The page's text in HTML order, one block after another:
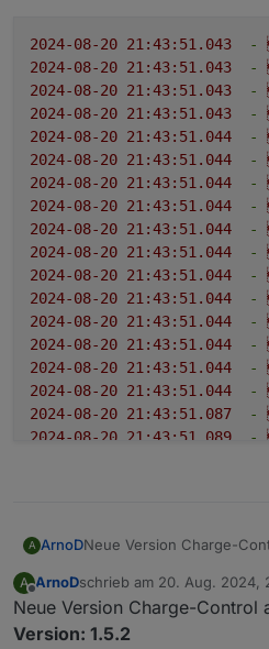
2024-08-20 21:43:51.043 -
2024-08-20 21:43:51.043
-
2024-08-20 21:43:51.043
-
2024-08-20 21:43:51.043
-
2024-08-20 21:43:51.044
-
2024-08-20 21:43:51.044
-
2024-08-20 21:43:51.044
-
2024-08-20 21:43:51.044
-
2024-08-20 21:43:51.044
-
2024-08-20 21:43:51.044
-
2024-08-20 21:43:51.044
-
2024-08-20 21:43:51.044
-
2024-08-20 21:43:51.044
-
2024-08-20 21:43:51.044
-
2024-08-20 21:43:51.044
-
2024-08-20 21:43:51.044
-
2024-08-20 21:43:51.087
-
2024-08-20 21:43:51.089
-
2024-08-20 21:43:51.095
-
2024-08-20 21:43:51.096
-
2024-08-20 21:43:51.097
-
2024-08-20 21:43:51.098
2024-08-20 21:43:51.098
A ArnoDNeue Version Charge-
Änderungen:
Fehler behoben,
Definition angelegt
Fehler behoben,
@MaLei
Es reicht jetzt, wenn du
A
Offline
ArnoDschrieb am 20. Aug. 2024,
zuletzt editiert von
Neue Version Charge-Control
Version: 1.5.2